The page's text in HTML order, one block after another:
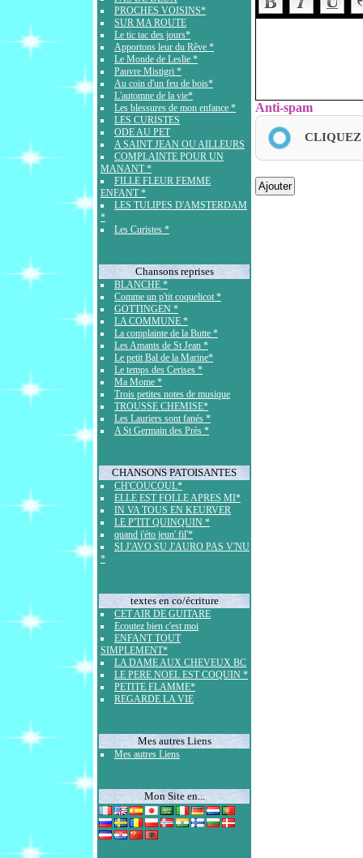
PROCHES VOISINS*
SUR MA ROUTE
Le tic tac des jours*
Apportons leur du Rêve *
Le Monde de Leslie *
Pauvre Mistigri *
Au coin d'un feu de bois*
L'automne de la vie*
Les blessures de mon enfance *
LES CURISTES
ODE AU PET
A SAINT JEAN OU AILLEURS
COMPLAINTE POUR UN
MANANT *
FILLE FLEUR FEMME
ENFANT *
LES TULIPES D'AMSTERDAM
*
Les Curistes *
Chansons reprises
BLANCHE *
Comme un p'tit coquelicot *
GOTTINGEN *
LA COMMUNE *
La complainte de la Butte *
Les Amants de St Jean *
Le petit Bal de la Marine*
Le temps des Cerises *
Ma Mome *
Trois petites notes de musique
TROUSSE CHEMISE*
Les Lauriers sont fanés *
A St Germain des Près *
CHANSONS PATOISANTES
CH'COUCOUL*
ELLE EST FOLLE APRES MI*
IN VA TOUS EN KEURVER
LE P'TIT QUINQUIN *
quand j'éto jeun' fil'*
SI J'AVO SU J'AURO PAS V'NU
*
textes en co/écriture
CET AIR DE GUITARE
Ecoutez bien c'est moi
ENFANT TOUT
SIMPLEMENT*
LA DAME AUX CHEVEUX BC
LE PERE NOEL EST COQUIN *
PETITE FLAMME*
REGARDE LA VIE
Mes autres Liens
Mes autres Liens
Mon Site en...
Anti-spam
CLIQUEZ